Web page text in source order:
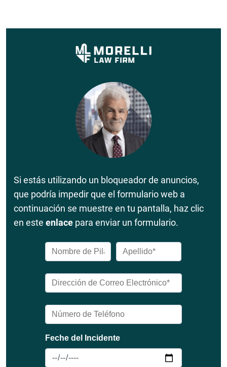
Si estás utilizando un bloqueador de anuncios,
que podría impedir que el formulario web a
continuación se muestre en tu pantalla, haz clic
en este enlace para enviar un formulario.